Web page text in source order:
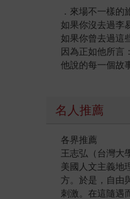
．來場不一樣的
如果你沒去過李
如果你曾去過這
因為正如他所言
他說的每一個故
名人推薦
各界推薦
王志弘（台灣大
美國人文主義地
方。於是，自由
刺激。在這隨遇